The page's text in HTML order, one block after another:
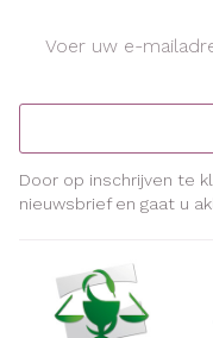
Door op inschrijven te
nieuwsbrief en gaat u